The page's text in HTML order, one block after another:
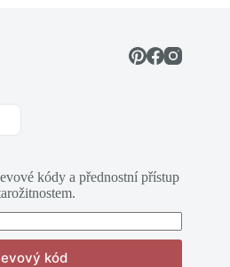
kódy a přednostní přístup
kód